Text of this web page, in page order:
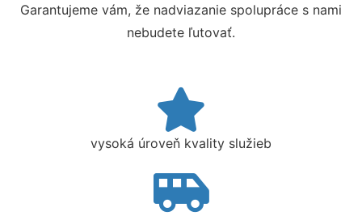
Garantujeme vám, že nadviazanie spolupráce s nami
nebudete ľutovať.
vysoká úroveň kvality služieb